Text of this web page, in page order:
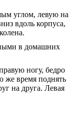
углом, левую на
вдоль корпуса,
ногу, бедро
же время поднять
на друга. Левая